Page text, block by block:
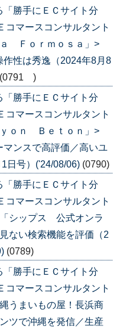
「勝手にＥＣサイト分
マースコンサルタント
Ｆｏｒｍｏｓａ」>
性は秀逸（2024年8月8
(0791 )
「勝手にＥＣサイト分
マースコンサルタント
ｏｎ Ｂｅｔｏｎ」>
ンスで高評価／高いユ
日号）('24/08/06) (0790)
「勝手にＥＣサイト分
マースコンサルタント
シップス 公式オンラ
ない検索機能を評価（2
(0789)
「勝手にＥＣサイト分
マースコンサルタント
まいもの屋！長浜商
ツで沖縄を発信／生産